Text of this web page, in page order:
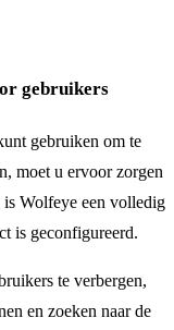
gebruikers
gebruiken om te
moet u ervoor zorgen
Wolfeye een volledig
is geconfigureerd.
te verbergen,
en zoeken naar de